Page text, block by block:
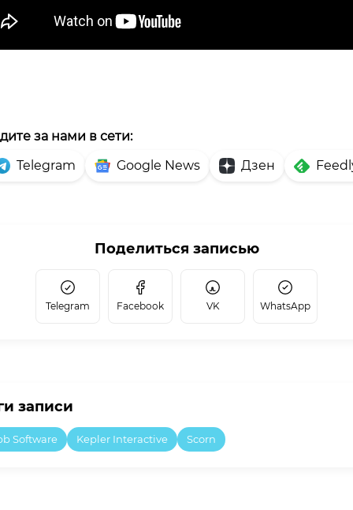
за нами в сети:
Telegram
Google News Дзен
Поделиться записью
Telegram Facebook VK WhatsApp
записи
Software Kepler Interactive Scorn